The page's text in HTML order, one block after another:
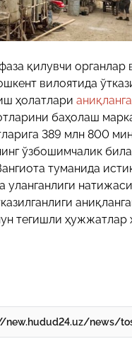
қилувчи органлар
вилоятида
ҳолатлари
баҳолаш
389 млн 800
ўзбошимчалик
туманида
уланганлиги
тегишли ҳужжатлар